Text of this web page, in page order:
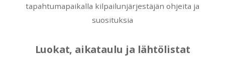
tapahtumapaikalla kilpailunjärjestäjän ohjeita ja
suosituksia
Luokat, aikataulu ja lähtölistat